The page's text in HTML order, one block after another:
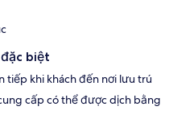
biệt
tiếp khi khách đến nơi lưu trú
cấp có thể được dịch bằng